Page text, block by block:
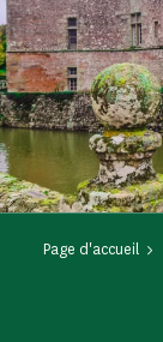
Page d'accueil